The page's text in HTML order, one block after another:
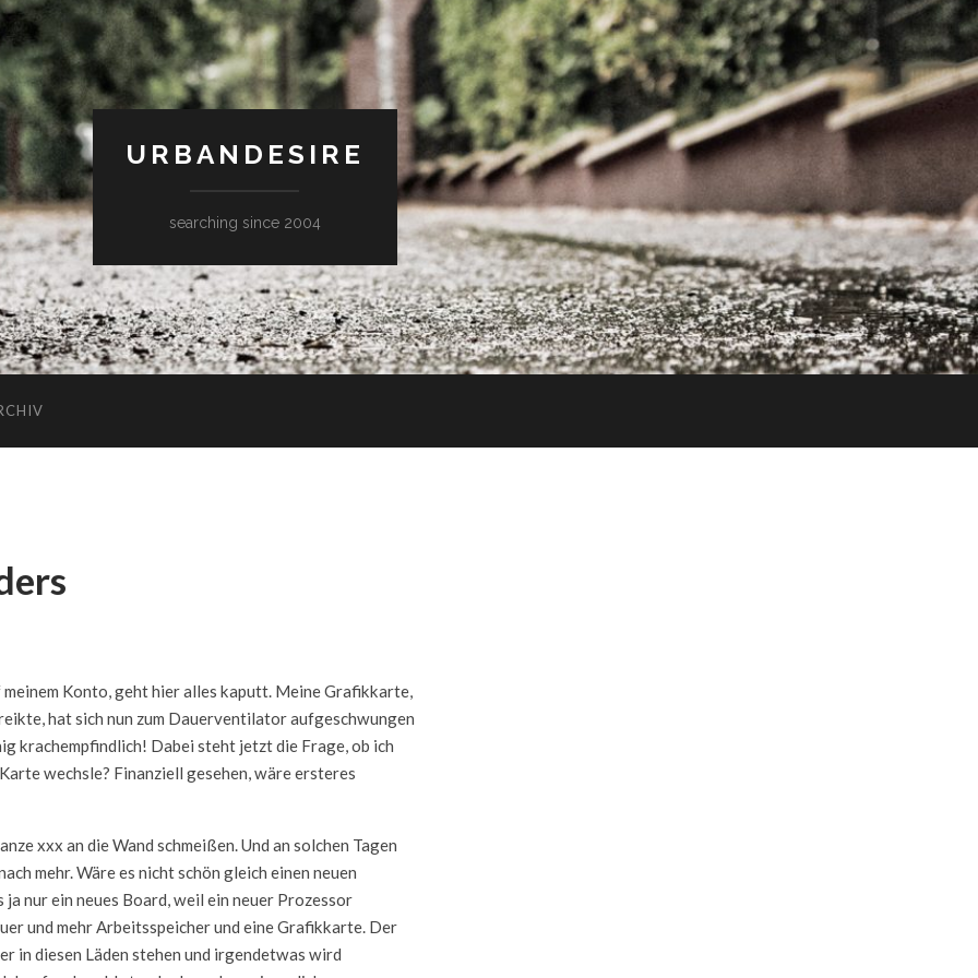
URBANDESIRE
searching since 2004
Konto, geht hier alles kaputt. Meine Grafikkarte,
hat sich nun zum Dauerventilator aufgeschwungen
krachempfindlich! Dabei steht jetzt die Frage, ob ich
wechsle? Finanziell gesehen, wäre ersteres
xxx an die Wand schmeißen. Und an solchen Tagen
mehr. Wäre es nicht schön gleich einen neuen
nur ein neues Board, weil ein neuer Prozessor
und mehr Arbeitsspeicher und eine Grafikkarte. Der
in diesen Läden stehen und irgendetwas wird